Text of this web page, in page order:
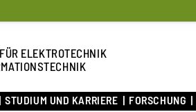
ELEKTROTECHNIK
STUDIUM UND KARRIERE FORSCHUNG